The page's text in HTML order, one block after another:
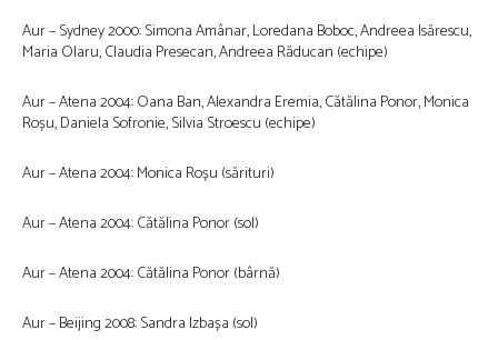
Aur – Sydney 2000: Simona Amânar, Loredana Boboc, Andreea Isărescu,
Maria Olaru, Claudia Presecan, Andreea Răducan (echipe)
Aur – Atena 2004: Oana Ban, Alexandra Eremia, Cătălina Ponor, Monica
Roșu, Daniela Sofronie, Silvia Stroescu (echipe)
Aur – Atena 2004: Monica Roșu (sărituri)
Aur – Atena 2004: Cătălina Ponor (sol)
Aur – Atena 2004: Cătălina Ponor (bârnă)
Aur – Beijing 2008: Sandra Izbașa (sol)